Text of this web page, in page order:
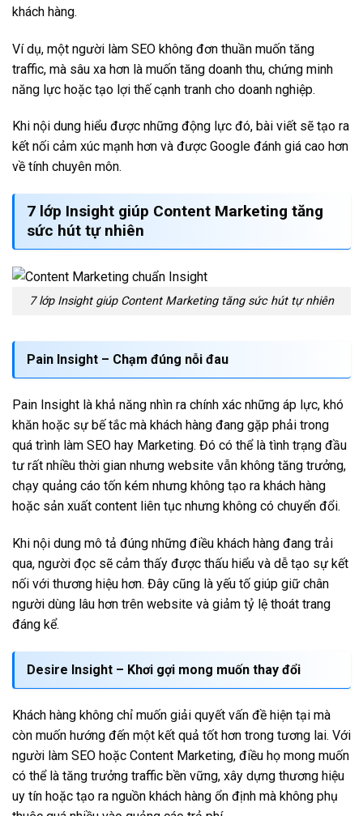
khách hàng.
Ví dụ, một người làm SEO không đơn thuần muốn tăng
traffic, mà sâu xa hơn là muốn tăng doanh thu, chứng minh
năng lực hoặc tạo lợi thế cạnh tranh cho doanh nghiệp.
Khi nội dung hiểu được những động lực đó, bài viết sẽ tạo ra
kết nối cảm xúc mạnh hơn và được Google đánh giá cao hơn
về tính chuyên môn.
7 lớp Insight giúp Content Marketing tăng
sức hút tự nhiên
7 lớp Insight giúp Content Marketing tăng sức hút tự nhiên
Pain Insight – Chạm đúng nỗi đau
Pain Insight là khả năng nhìn ra chính xác những áp lực, khó
khăn hoặc sự bế tắc mà khách hàng đang gặp phải trong
quá trình làm SEO hay Marketing. Đó có thể là tình trạng đầu
tư rất nhiều thời gian nhưng website vẫn không tăng trưởng,
chạy quảng cáo tốn kém nhưng không tạo ra khách hàng
hoặc sản xuất content liên tục nhưng không có chuyển đổi.
Khi nội dung mô tả đúng những điều khách hàng đang trải
qua, người đọc sẽ cảm thấy được thấu hiểu và dễ tạo sự kết
nối với thương hiệu hơn. Đây cũng là yếu tố giúp giữ chân
người dùng lâu hơn trên website và giảm tỷ lệ thoát trang
đáng kể.
Desire Insight – Khơi gợi mong muốn thay đổi
Khách hàng không chỉ muốn giải quyết vấn đề hiện tại mà
còn muốn hướng đến một kết quả tốt hơn trong tương lai. Với
người làm SEO hoặc Content Marketing, điều họ mong muốn
có thể là tăng trưởng traffic bền vững, xây dựng thương hiệu
uy tín hoặc tạo ra nguồn khách hàng ổn định mà không phụ